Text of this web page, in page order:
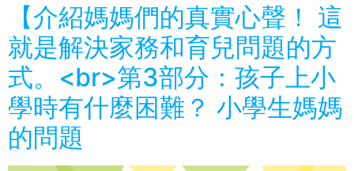
【介紹媽媽們的真實心聲！ 這
就是解決家務和育兒問題的方
式。<br>第3部分：孩子上小
學時有什麼困難？ 小學生媽媽
的問題